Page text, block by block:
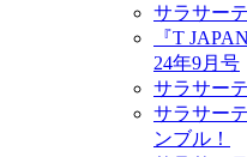
サラサー
『T
24年9月号
サラサー
サラサー
ンブル！